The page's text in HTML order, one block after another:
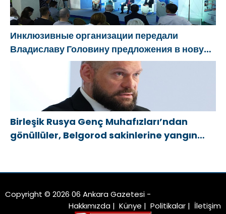
Инклюзивные организации передали
Владиславу Головину предложения в новую
Народную программу «Единой России»
Birleşik Rusya Genç Muhafızları’ndan
gönüllüler, Belgorod sakinlerine yangın
Copyright © 2026 06 Ankara Gazetesi -
Hakkımızda | Künye | Politikalar | İletişim